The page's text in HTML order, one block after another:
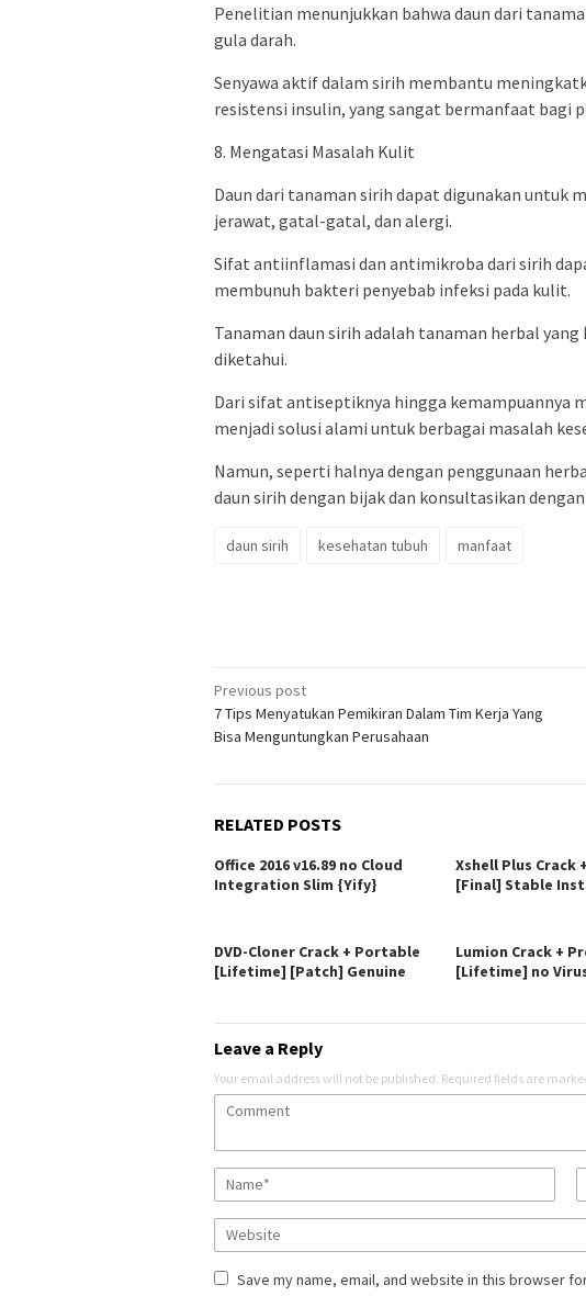
Penelitian menunjukkan bahwa daun dari
gula darah.
Senyawa aktif dalam sirih membantu
resistensi insulin, yang sangat bermanfaat bagi
8. Mengatasi Masalah Kulit
Daun dari tanaman sirih dapat digunakan untuk
jerawat, gatal-gatal, dan alergi.
Sifat antiinflamasi dan antimikroba dari sirih
membunuh bakteri penyebab infeksi pada kulit.
Tanaman daun sirih adalah tanaman herbal
diketahui.
Dari sifat antiseptiknya hingga kemampuannya
menjadi solusi alami untuk berbagai masalah
Namun, seperti halnya dengan penggunaan
daun sirih dengan bijak dan konsultasikan
daun sirih kesehatan tubuh manfaat
Post
navigation
Previous post
7 Tips Menyatukan Pemikiran Dalam Tim Kerja Yang
Bisa Menguntungkan Perusahaan
RELATED POSTS
Office 2016 v16.89 no Cloud
Integration Slim {Yify}
Xshell Plus Crack
[Final] Stable
DVD-Cloner Crack + Portable
[Lifetime] [Patch] Genuine
Lumion Crack +
[Lifetime] no
Leave a Reply
Your email address will not be published. Required fields are
Save my name, email, and website in this browser